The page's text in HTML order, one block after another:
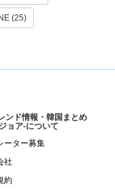
(25)
ンド情報・韓国まとめ
ョア-について
ーター募集
社
約